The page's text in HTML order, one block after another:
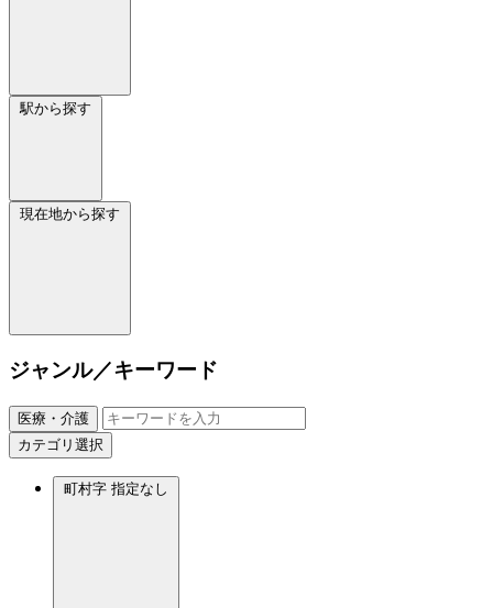
駅から探す
現在地から探す
ジャンル／キーワード
医療・介護
カテゴリ選択
町村字 指定なし